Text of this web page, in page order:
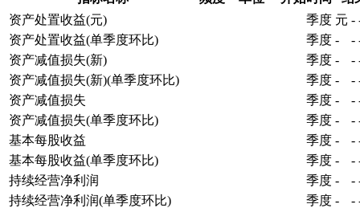
资产处置收益(元)
季度 元 -
资产处置收益(单季度环比)
季度 - -
资产减值损失(新)
季度 - -
资产减值损失(新)(单季度环比)
季度 - -
资产减值损失
季度 - -
资产减值损失(单季度环比)
季度 - -
基本每股收益
季度 - -
基本每股收益(单季度环比)
季度 - -
持续经营净利润
季度 - -
持续经营净利润(单季度环比)
季度 - -